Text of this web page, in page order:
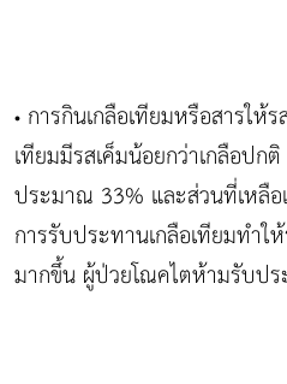
• การกินเกลือเทียมหรือสารให้
เทียมมีรสเค็มน้อยกว่าเกลือปก
ประมาณ 33% และส่วนที่เหลือ
การรับประทานเกลือเทียมทำใ
มากขึ้น ผู้ป่วยโณคไตห้ามรับป